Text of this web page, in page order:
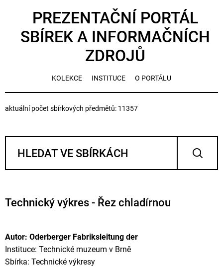
PREZENTAČNÍ PORTÁL
SBÍREK A INFORMAČNÍCH
ZDROJŮ
KOLEKCE INSTITUCE O PORTÁLU
aktuální počet sbírkových předmětů: 11357
Technický výkres - Řez chladírnou
Autor: Oderberger Fabriksleitung der
Instituce: Technické muzeum v Brně
Sbírka: Technické výkresy